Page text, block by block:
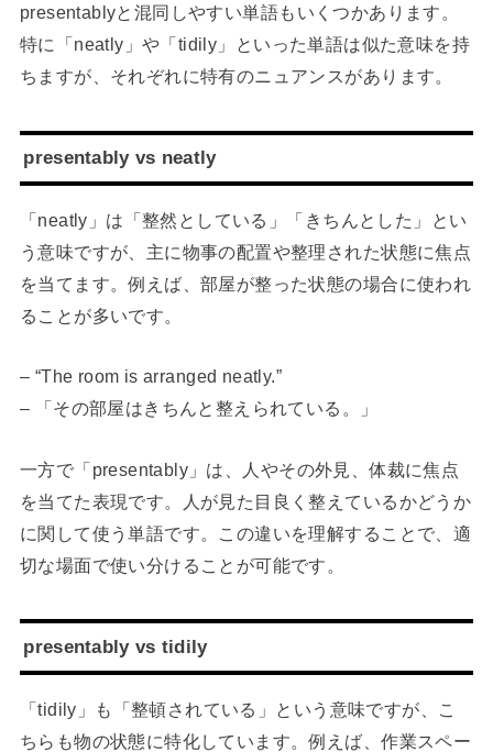
presentablyと混同しやすい単語もいくつかあります。
特に「neatly」や「tidily」といった単語は似た意味を持
ちますが、それぞれに特有のニュアンスがあります。
presentably vs neatly
「neatly」は「整然としている」「きちんとした」とい
う意味ですが、主に物事の配置や整理された状態に焦点
を当てます。例えば、部屋が整った状態の場合に使われ
ることが多いです。
– “The room is arranged neatly.”
– 「その部屋はきちんと整えられている。」
一方で「presentably」は、人やその外見、体裁に焦点
を当てた表現です。人が見た目良く整えているかどうか
に関して使う単語です。この違いを理解することで、適
切な場面で使い分けることが可能です。
presentably vs tidily
「tidily」も「整頓されている」という意味ですが、こ
ちらも物の状態に特化しています。例えば、作業スペー